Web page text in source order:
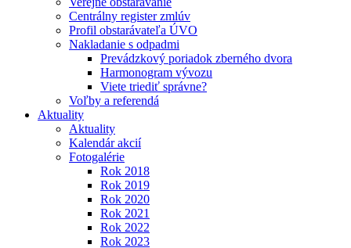
Centrálny register zmlúv
Profil obstarávateľa ÚVO
Nakladanie s odpadmi
Prevádzkový poriadok zberného dvora
Harmonogram vývozu
Viete triediť správne?
Voľby a referendá
Aktuality
Aktuality
Kalendár akcií
Fotogalérie
Rok 2018
Rok 2019
Rok 2020
Rok 2021
Rok 2022
Rok 2023